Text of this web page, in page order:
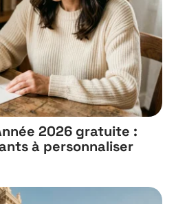
2026 gratuite :
à personnaliser